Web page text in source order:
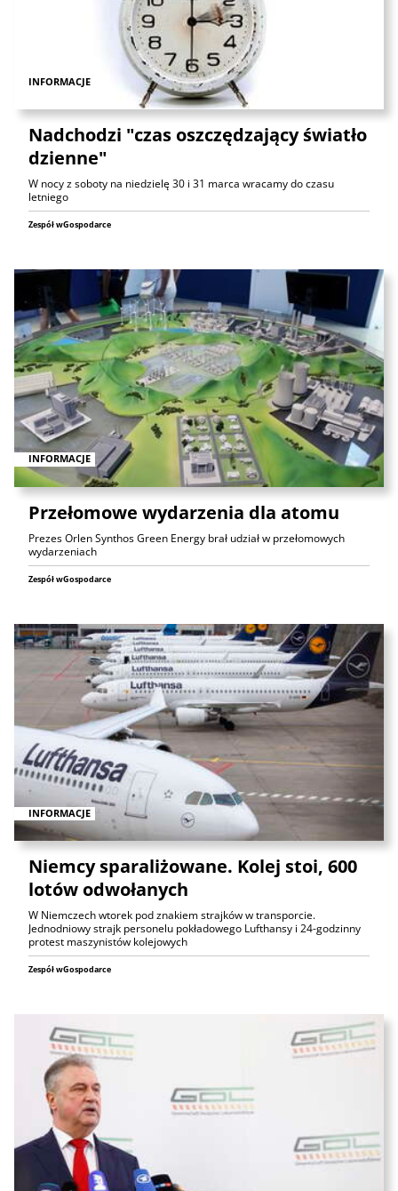
INFORMACJE
Nadchodzi "czas oszczędzający światło
dzienne"
W nocy z soboty na niedzielę 30 i 31 marca wracamy do czasu
letniego
Zespół wGospodarce
INFORMACJE
Przełomowe wydarzenia dla atomu
Prezes Orlen Synthos Green Energy brał udział w przełomowych
wydarzeniach
Zespół wGospodarce
INFORMACJE
Niemcy sparaliżowane. Kolej stoi, 600
lotów odwołanych
W Niemczech wtorek pod znakiem strajków w transporcie.
Jednodniowy strajk personelu pokładowego Lufthansy i 24-godzinny
protest maszynistów kolejowych
Zespół wGospodarce